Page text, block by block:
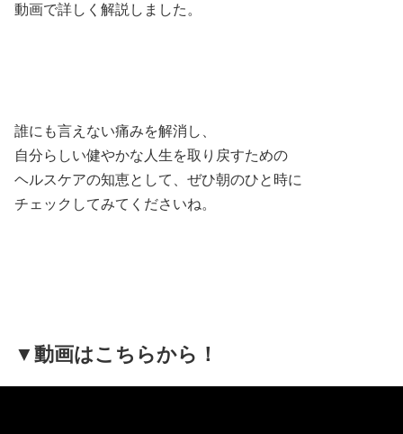
動画で詳しく解説しました。
誰にも言えない痛みを解消し、
自分らしい健やかな人生を取り戻すための
ヘルスケアの知恵として、ぜひ朝のひと時に
チェックしてみてくださいね。
▼動画はこちらから！